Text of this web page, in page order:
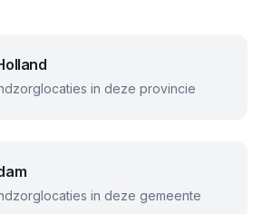
in deze provincie
in deze gemeente